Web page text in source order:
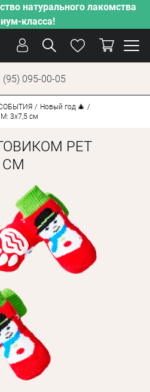
натурального лакомства
класса!
(95) 095-00-05
УХОД
КОТОВ
и доставка
лояльности
О Нас
клиентам
Контакты
Новый год 🎄
3х7,5 см
PET
СМ